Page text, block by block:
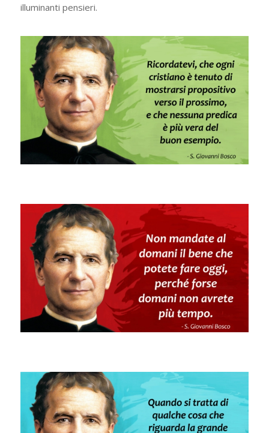
illuminanti pensieri.